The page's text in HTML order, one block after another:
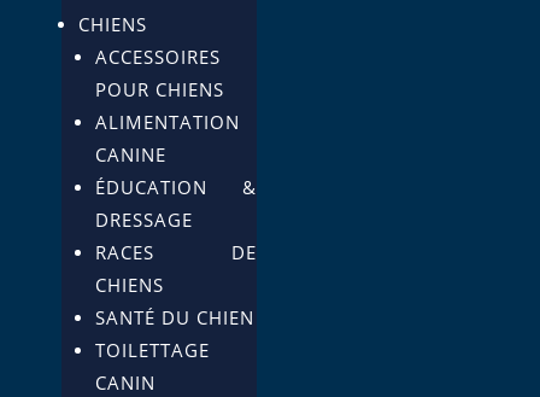
CHIENS
ACCESSOIRES
POUR CHIENS
ALIMENTATION
CANINE
ÉDUCATION &
DRESSAGE
RACES DE
CHIENS
SANTÉ DU CHIEN
TOILETTAGE
CANIN